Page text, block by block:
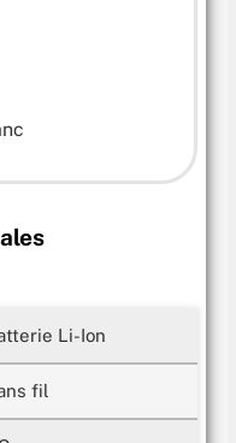
Li-Ion
fil